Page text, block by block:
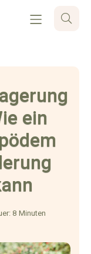
ein
8 Minuten